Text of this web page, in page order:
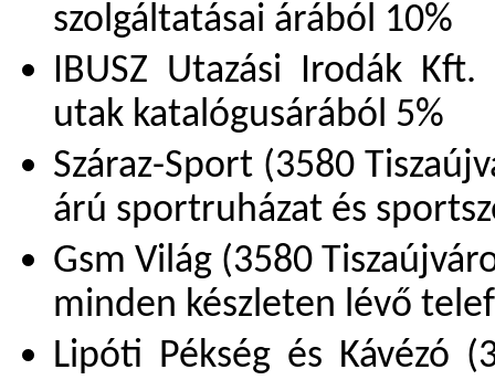
szolgáltatásai árából 10%
IBUSZ Utazási Irodák
utak katalógusárából 5%
Száraz-Sport (3580
árú sportruházat és
Gsm Világ (3580
minden készleten lévő
Lipóti Pékség és Kávézó